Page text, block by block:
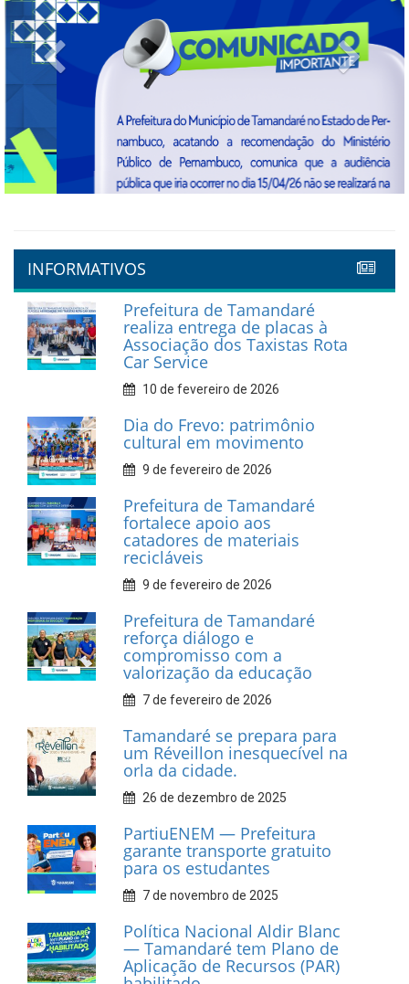
Previous Next
INFORMATIVOS
Prefeitura de Tamandaré
realiza entrega de placas à
Associação dos Taxistas Rota
Car Service
10 de fevereiro de 2026
Dia do Frevo: patrimônio
cultural em movimento
9 de fevereiro de 2026
Prefeitura de Tamandaré
fortalece apoio aos
catadores de materiais
recicláveis
9 de fevereiro de 2026
Prefeitura de Tamandaré
reforça diálogo e
compromisso com a
valorização da educação